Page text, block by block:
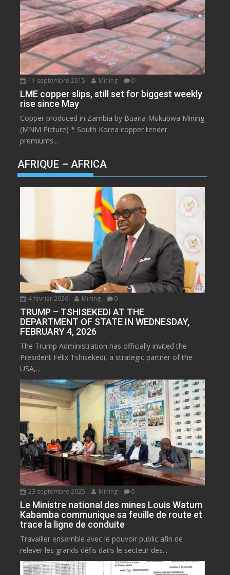
11 septembre 2015 Mining 0
LME copper slips, still set for biggest weekly
rise since May
Copper produced in Zambia by Buana Mukubwa Mining
(MNM Picture) * South Korea copper tender
premiums...
AFRIQUE – AFRICA
4 février 2026 Mining 0
TRUMP – TSHISEKEDI AT THE
DEPARTMENT OF STATE IN WEDNESDAY,
FEBRUARY 4, 2026
The Trump Administration has officially invited the
President Félix Tshisekedi, a strategic partner of the
USA,...
23 septembre 2025 Mining 0
Le Ministre national des mines Louis Watum
Kabamba communique sa feuille de route et
trace la ligne de conduite
Travailler ensemble avec le pouvoir public afin de
relever les grands défis dans le secteur des...